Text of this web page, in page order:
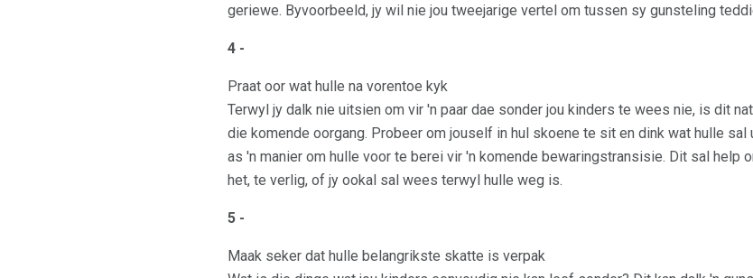
geriewe. Byvoorbeeld, jy wil nie jou tweejarige vertel om tussen sy gunsteling
4 -
Praat oor wat hulle na vorentoe kyk
Terwyl jy dalk nie uitsien om vir 'n paar dae sonder jou kinders te wees nie, is dit
die komende oorgang. Probeer om jouself in hul skoene te sit en dink wat hulle sal
as 'n manier om hulle voor te berei vir 'n komende bewaringstransisie. Dit sal help
het, te verlig, of jy ookal sal wees terwyl hulle weg is.
5 -
Maak seker dat hulle belangrikste skatte is verpak